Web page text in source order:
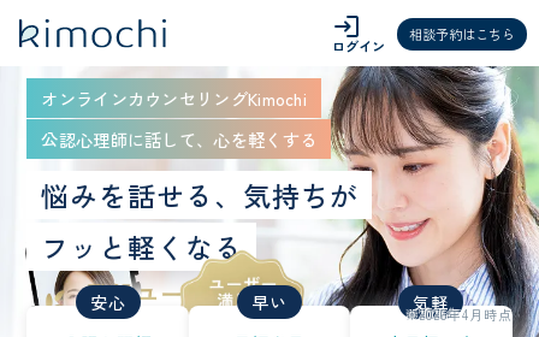
login
ログイン
相談予約はこちら
オンラインカウンセリングKimochi
公認心理師に話して、心を軽くする
悩みを話せる、気持ちが
フッと軽くなる
安心
早い
気軽
※2026年4月時点